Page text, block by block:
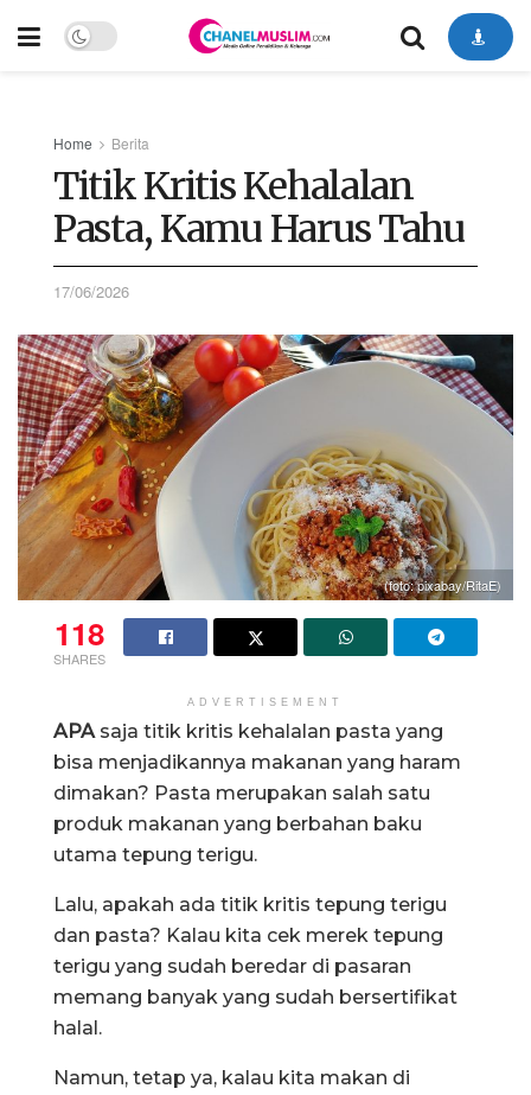
Home Berita
Titik Kritis Kehalalan
Pasta, Kamu Harus Tahu
17/06/2026
(foto: pixabay/RitaE)
118
SHARES
ADVERTISEMENT
APA saja titik kritis kehalalan pasta yang
bisa menjadikannya makanan yang haram
dimakan? Pasta merupakan salah satu
produk makanan yang berbahan baku
utama tepung terigu.
Lalu, apakah ada titik kritis tepung terigu
dan pasta? Kalau kita cek merek tepung
terigu yang sudah beredar di pasaran
memang banyak yang sudah bersertifikat
halal.
Namun, tetap ya, kalau kita makan di